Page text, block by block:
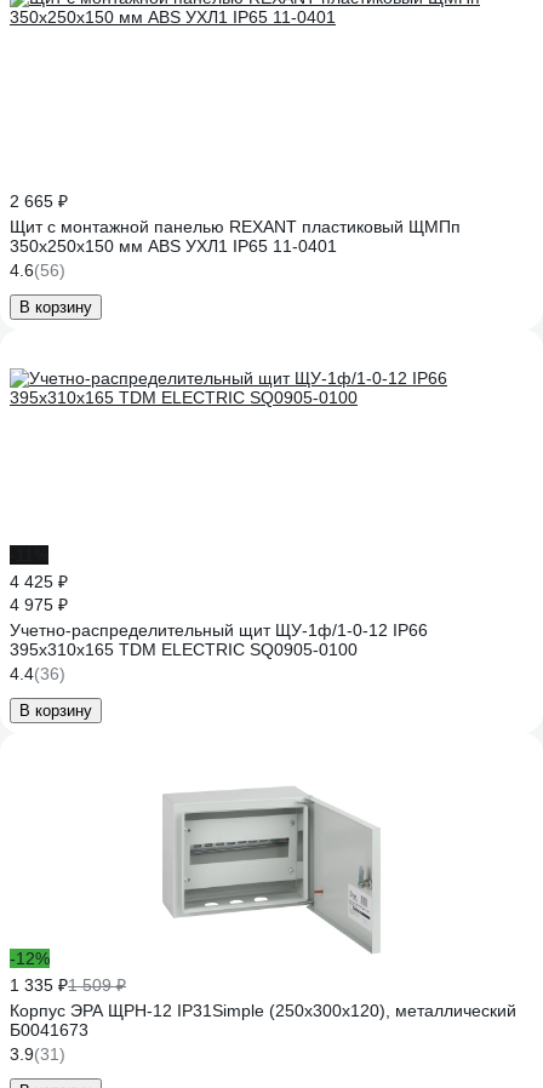
2 665 ₽
Щит с монтажной панелью REXANT пластиковый ЩМПп
350x250x150 мм ABS УХЛ1 IP65 11-0401
4.6(56)
В корзину
4 425 ₽
4 975 ₽
Учетно-распределительный щит ЩУ-1ф/1-0-12 IP66
395х310х165 TDM ELECTRIC SQ0905-0100
4.4(36)
В корзину
-12%
1 335 ₽1 509 ₽
Корпус ЭРА ЩРН-12 IP31Simple (250х300х120), металлический
Б0041673
3.9(31)